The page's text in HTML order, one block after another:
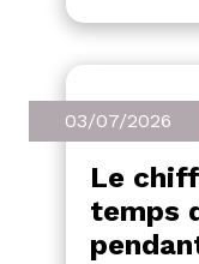
03/07/2026
Le
temps